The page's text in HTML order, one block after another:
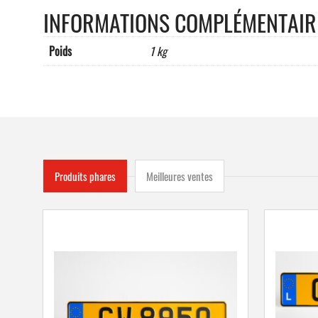
INFORMATIONS
Poids 1 kg
Produits phares Meilleures ventes